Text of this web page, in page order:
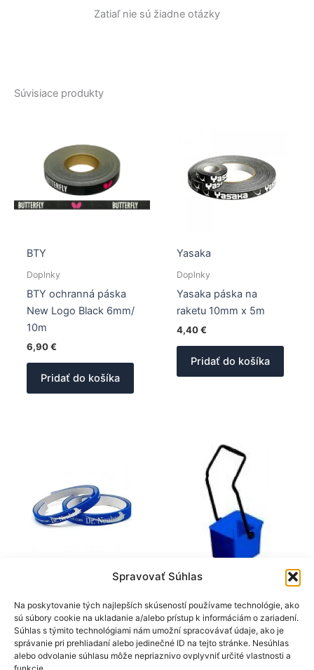
Spravovať Súhlas
Na poskytovanie tých najlepších skúseností používame technológie, ako
sú súbory cookie na ukladanie a/alebo prístup k informáciám o zariadení.
Súhlas s týmito technológiami nám umožní spracovávať údaje, ako je
správanie pri prehliadaní alebo jedinečné ID na tejto stránke. Nesúhlas
alebo odvolanie súhlasu môže nepriaznivo ovplyvniť určité vlastnosti a
Zatiaľ nie sú žiadne otázky
Súvisiace produkty
BTY
Doplnky
BTY ochranná páska
New Logo Black 6mm/
10m
6,90€
Pridať do košíka
Yasaka
Doplnky
Yasaka páska na
raketu 10mm x 5m
4,40€
Pridať do košíka
Doplnky
Dr. Neubauer Ochranná
páska 9mm – 50cm / 1
raketa
Donic
Doplnky
Donic zberač loptičiek
27,90€